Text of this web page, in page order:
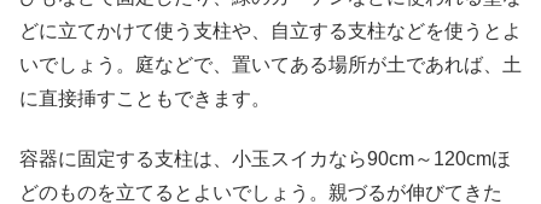
どに立てかけて使う支柱や、自立する支柱などを使うとよ
いでしょう。庭などで、置いてある場所が土であれば、土
に直接挿すこともできます。
容器に固定する支柱は、小玉スイカなら90cm～120cmほ
どのものを立てるとよいでしょう。親づるが伸びてきた